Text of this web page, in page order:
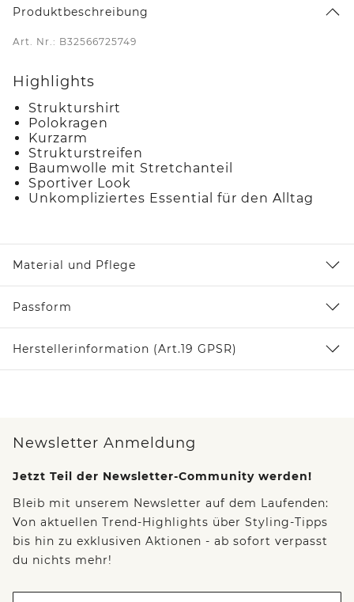
Produktbeschreibung
Art. Nr.: B32566725749
Highlights
Strukturshirt
Polokragen
Kurzarm
Strukturstreifen
Baumwolle mit Stretchanteil
Sportiver Look
Unkompliziertes Essential für den Alltag
Material und Pflege
Passform
Herstellerinformation (Art.19 GPSR)
Newsletter Anmeldung
Jetzt Teil der Newsletter-Community werden!
Bleib mit unserem Newsletter auf dem Laufenden:
Von aktuellen Trend-Highlights über Styling-Tipps
bis hin zu exklusiven Aktionen - ab sofort verpasst
du nichts mehr!